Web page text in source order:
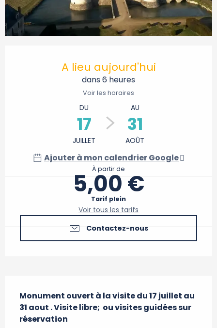
A lieu aujourd'hui
dans 6 heures
Voir les horaires
DU
17
JUILLET
AU
31
AOÛT
Ajouter à mon calendrier Google
À partir de
5,00 €
Tarif plein
Voir tous les tarifs
Contactez-nous
Monument ouvert à la visite du 17 juillet au
31 aout . Visite libre;  ou visites guidées sur
réservation